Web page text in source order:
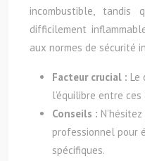
incombustible, tandis
difficilement
aux normes de sécurité
Facteur crucial : Le
l’équilibre entre
Conseils :
professionnel pour
spécifiques.